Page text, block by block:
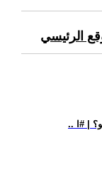
الرئيسي
| #ا